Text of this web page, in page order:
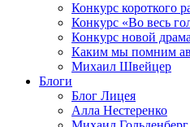
Конкурс короткого
Конкурс «Во весь
Конкурс новой
Каким мы помним
Михаил Швейцер
Блоги
Блог Лицея
Алла Нестеренко